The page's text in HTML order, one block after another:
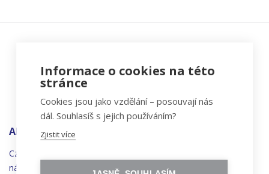
ADRESA
Czechitas, z.ú.
náměstí
Synků 1748/17
Informace o cookies na této
stránce
Cookies jsou jako vzdělání – posouvají nás
dál. Souhlasíš s jejich používáním?
Zjistit více